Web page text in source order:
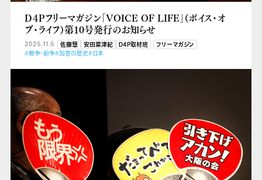
D４Pフリーマガジン「VOICE OF LIFE」（ボイス・オ
ブ・ライフ）第10号発行のお知らせ
2025.11.5 佐藤慧 安田菜津紀 D4P取材班
フリーマガジン
#戦争・紛争#加害の歴史#日本